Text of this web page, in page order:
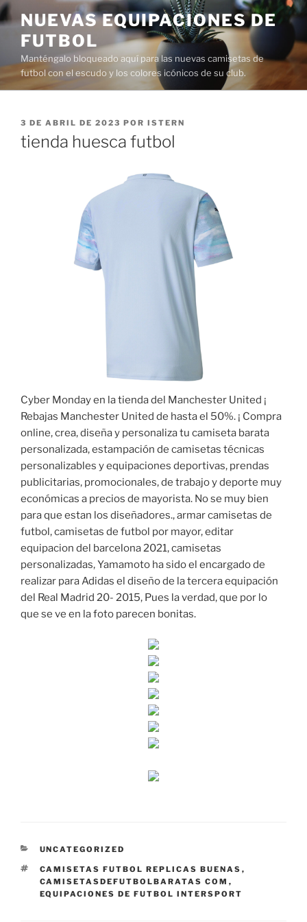
Saltar
al
contenido
NUEVAS EQUIPACIONES DE
FUTBOL
Manténgalo bloqueado aquí para las nuevas camisetas de
futbol con el escudo y los colores icónicos de su club.
PUBLICADO
EL
3 DE ABRIL DE 2023 POR ISTERN
tienda huesca futbol
Cyber Monday en la tienda del Manchester United ¡
Rebajas Manchester United de hasta el 50%. ¡ Compra
online, crea, diseña y personaliza tu camiseta barata
personalizada, estampación de camisetas técnicas
personalizables y equipaciones deportivas, prendas
publicitarias, promocionales, de trabajo y deporte muy
económicas a precios de mayorista. No se muy bien
para que estan los diseñadores., armar camisetas de
futbol, camisetas de futbol por mayor, editar
equipacion del barcelona 2021, camisetas
personalizadas, Yamamoto ha sido el encargado de
realizar para Adidas el diseño de la tercera equipación
del Real Madrid 20- 2015, Pues la verdad, que por lo
que se ve en la foto parecen bonitas.
CATEGORÍAS
UNCATEGORIZED
ETIQUETAS
CAMISETAS FUTBOL REPLICAS BUENAS ,
CAMISETASDEFUTBOLBARATAS COM ,
EQUIPACIONES DE FUTBOL INTERSPORT